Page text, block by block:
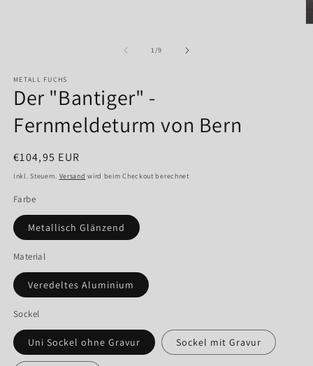
1/von
9
METALL FUCHS
Der "Bantiger" -
Fernmeldeturm von Bern
Normaler
Preis
€104,95 EUR
Inkl. Steuern. Versand wird beim Checkout berechnet
Farbe
Metallisch Glänzend
Material
Veredeltes Aluminium
Sockel
Uni Sockel ohne Gravur Sockel mit Gravur